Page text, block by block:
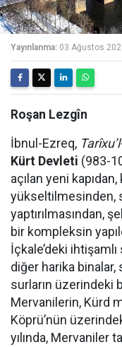
Yayınlanma: 03 Ağustos
Roşan Lezgîn
İbnul-Ezreq,
Kürt Devleti (983-
açılan yeni
yükseltilmesinden,
yaptırılmasından,
bir kompleksin
İçkale’deki
diğer harika
surların üzerindeki
Mervanilerin, Kürd
Köprü’nün
yılında, Mervaniler